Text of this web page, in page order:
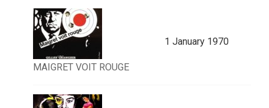
MAIGRET VOIT ROUGE
1 January 1970